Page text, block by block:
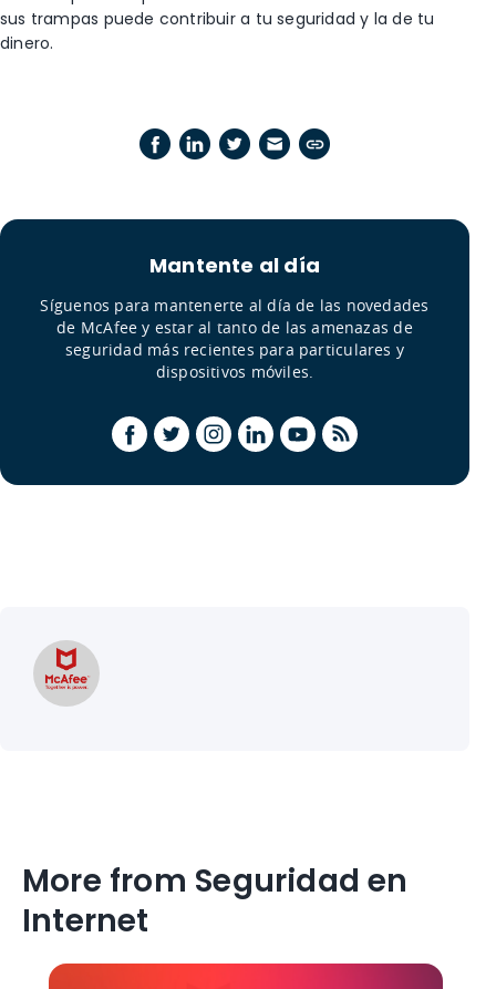
sus trampas puede contribuir a tu seguridad y la de tu
dinero.
Mantente al día
Síguenos para mantenerte al día de las novedades
de McAfee y estar al tanto de las amenazas de
seguridad más recientes para particulares y
dispositivos móviles.
More from Seguridad en
Internet